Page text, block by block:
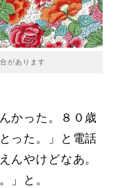
があります
かった。８０歳
った。」と電話
んやけどなあ。
」と。